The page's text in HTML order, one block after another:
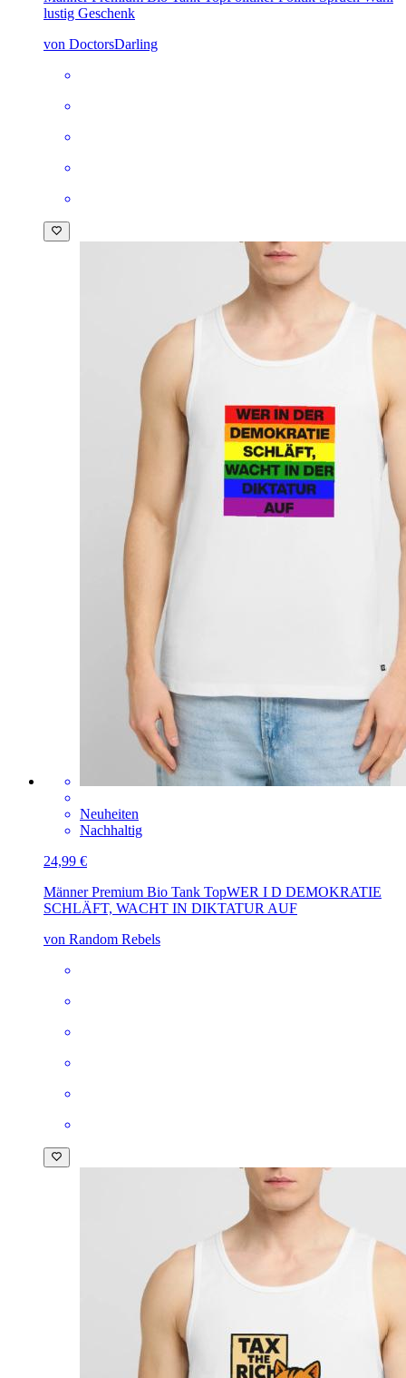
lustig Geschenk
von DoctorsDarling
Neuheiten
Nachhaltig
24,99 €
Männer Premium Bio Tank TopWER I D DEMOKRATIE
SCHLÄFT, WACHT IN DIKTATUR AUF
von Random Rebels